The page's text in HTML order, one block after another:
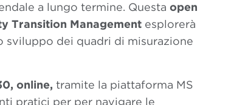
a lungo termine. Questa open
Transition Management esplorerà
sviluppo dei quadri di misurazione
online, tramite la piattaforma MS
pratici per per navigare le